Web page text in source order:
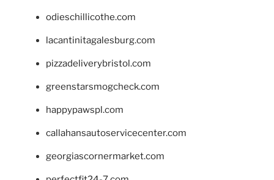
odieschillicothe.com
lacantinitagalesburg.com
pizzadeliverybristol.com
greenstarsmogcheck.com
happypawspl.com
callahansautoservicecenter.com
georgiascornermarket.com